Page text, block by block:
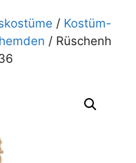
/ Kostüm-
/ Rüschenh